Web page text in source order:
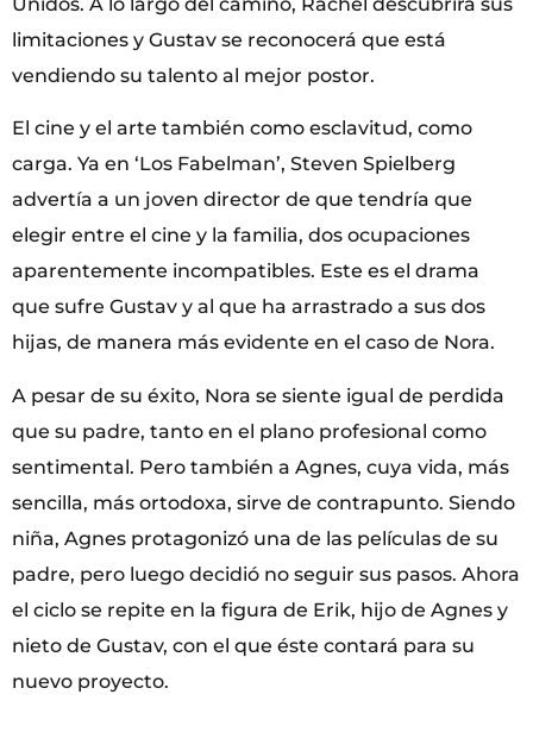
limitaciones y Gustav se reconocerá que está
vendiendo su talento al mejor postor.
El cine y el arte también como esclavitud, como
carga. Ya en ‘Los Fabelman’, Steven Spielberg
advertía a un joven director de que tendría que
elegir entre el cine y la familia, dos ocupaciones
aparentemente incompatibles. Este es el drama
que sufre Gustav y al que ha arrastrado a sus dos
hijas, de manera más evidente en el caso de Nora.
A pesar de su éxito, Nora se siente igual de perdida
que su padre, tanto en el plano profesional como
sentimental. Pero también a Agnes, cuya vida, más
sencilla, más ortodoxa, sirve de contrapunto. Siendo
niña, Agnes protagonizó una de las películas de su
padre, pero luego decidió no seguir sus pasos. Ahora
el ciclo se repite en la figura de Erik, hijo de Agnes y
nieto de Gustav, con el que éste contará para su
nuevo proyecto.